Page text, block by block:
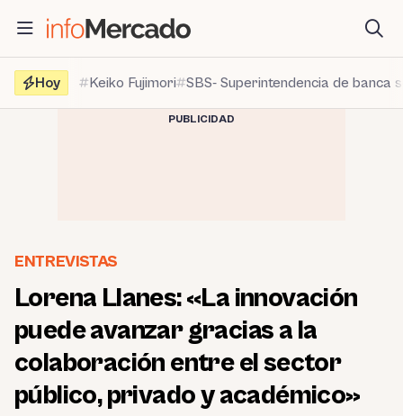
contenido
Hoy
Keiko Fujimori SBS- Superintendencia de banca
PUBLICIDAD
ENTREVISTAS
Lorena Llanes: «La innovación
puede avanzar gracias a la
colaboración entre el sector
público, privado y académico»